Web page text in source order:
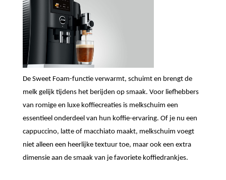
De Sweet Foam-functie verwarmt, schuimt en brengt de
melk gelijk tijdens het berijden op smaak. Voor liefhebbers
van romige en luxe koffiecreaties is melkschuim een
essentieel onderdeel van hun koffie-ervaring. Of je nu een
cappuccino, latte of macchiato maakt, melkschuim voegt
niet alleen een heerlijke textuur toe, maar ook een extra
dimensie aan de smaak van je favoriete koffiedrankjes.